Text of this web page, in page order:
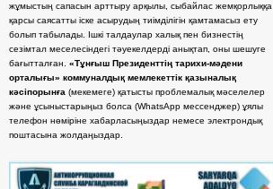
жұмыстың сапасын арттыру арқылы, сыбайлас жемқорлыққа
қарсы саясатты іске асырудың тиімділігін қамтамасыз ету
болып табылады. Ішкі талдаулар халық пен бизнестің
сезімтал меселесіндегі тәуекелдерді анықтап, оны шешуге
бағытталған. «Тұнғыш Президенттің тарихи-мәдени
орталығы» коммуналдық мемлекеттік қазыналық
кәсіпорынға(мекемеге) қатысты проблемалық мәселелер
және ұсыныстарыңыз болса (WhatsApp мессенджер) ұялы
телефон нөміріне хабарласыңыздар немесе электрондық
поштасына жолдаңыздар.